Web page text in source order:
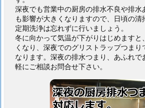
深夜でも営業中の厨房の排水不良や排水
も影響が大きくなりますので、日頃の清
定期洗浄は忘れずに行いましょう。
冬に向かって気温が下がりはじめますと
くなり、深夜でのグリストラップつまり
なります。深夜の排水つまり、あふれで
軽にご相談お問合せ下さい。